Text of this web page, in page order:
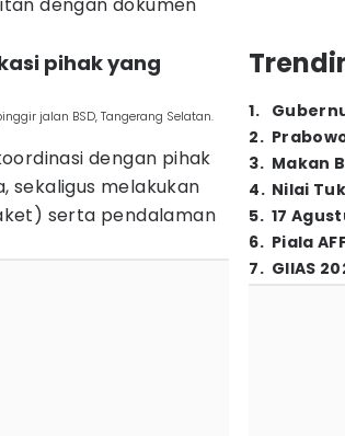
pihak yang
jalan BSD, Tangerang Selatan.
dengan pihak
sekaligus melakukan
serta pendalaman
1.
2.
3. Makan
4. Nilai
5. 17
6. Piala
7. GIIAS